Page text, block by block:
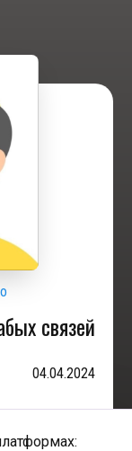
связей
04.04.2024